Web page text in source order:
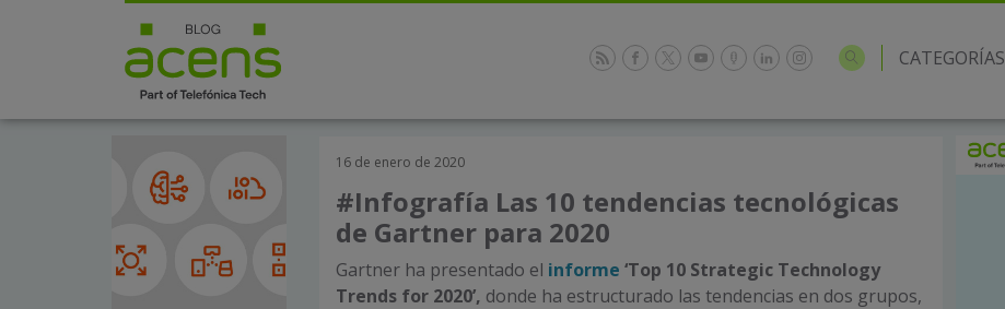
CATEGORÍAS
16 de enero de 2020
#Infografía Las 10 tendencias tecnológicas
de Gartner para 2020
Gartner ha presentado el informe ‘Top 10 Strategic Technology
Trends for 2020’, donde ha estructurado las tendencias en dos grupos,